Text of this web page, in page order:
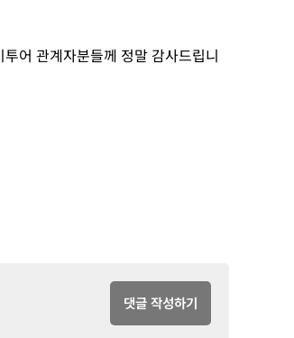
어 관계자분들께 정말 감사드립니
댓글 작성하기